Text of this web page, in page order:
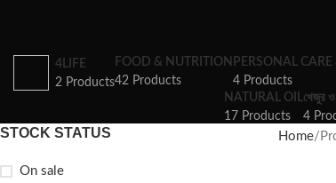
4LIFE
2 Products
FOOD & NUTRITION
42 Products
PERSONAL
4 Products
NATURAL OIL
17 Products
খেজুর
4
STOCK STATUS
On sale
Home